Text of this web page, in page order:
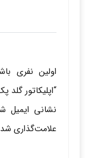
اولین نفری
“اپلیکاتور گلد
نشانی ایمیل
علامت‌گذاری